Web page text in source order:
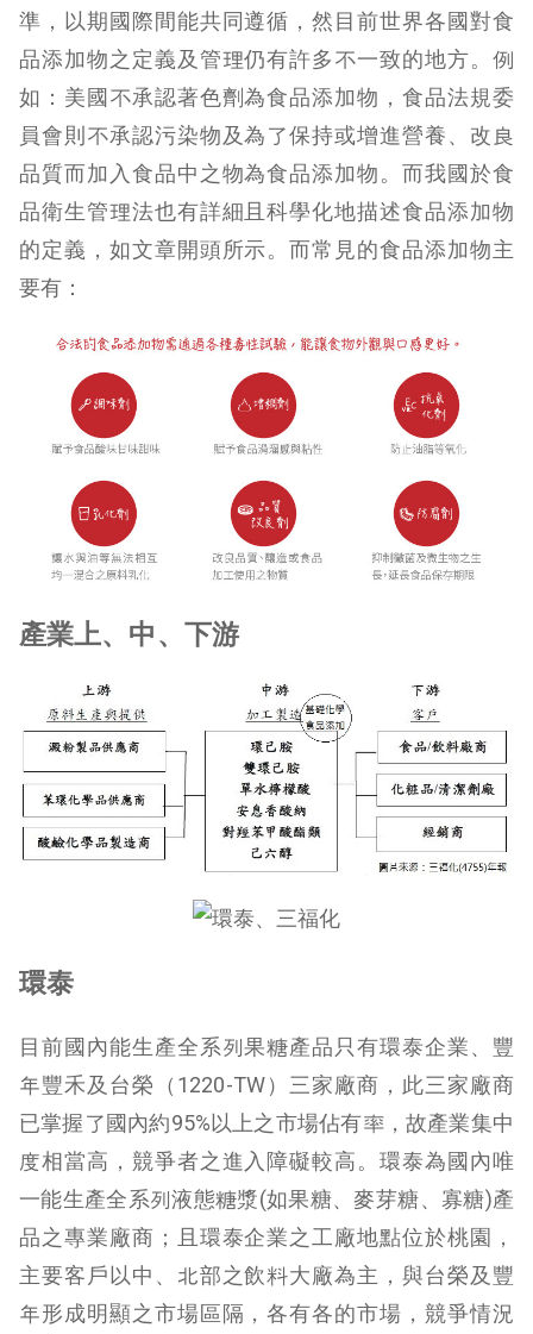
準，以期國際間能共同遵循，然目前世界各國對食
品添加物之定義及管理仍有許多不一致的地方。例
如：美國不承認著色劑為食品添加物，食品法規委
員會則不承認污染物及為了保持或增進營養、改良
品質而加入食品中之物為食品添加物。而我國於食
品衛生管理法也有詳細且科學化地描述食品添加物
的定義，如文章開頭所示。而常見的食品添加物主
要有：
產業上、中、下游
環泰
目前國內能生產全系列果糖產品只有環泰企業、豐
年豐禾及台榮（1220-TW）三家廠商，此三家廠商
已掌握了國內約95%以上之市場佔有率，故產業集中
度相當高，競爭者之進入障礙較高。環泰為國內唯
一能生產全系列液態糖漿(如果糖、麥芽糖、寡糖)產
品之專業廠商；且環泰企業之工廠地點位於桃園，
主要客戶以中、北部之飲料大廠為主，與台榮及豐
年形成明顯之市場區隔，各有各的市場，競爭情況